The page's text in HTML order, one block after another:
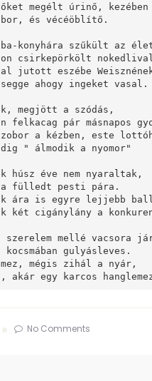
megélt úrinő, kezében
bor, és vécéöblítő.
konyhára szűkült az
csirkepörkölt
jutott eszébe
ahogy ingeket vasal.
megjött a szódás,
felkacag pár másnapos
a kézben, este
" álmodik a nyomor"
húsz éve nem nyaraltak,
a fülledt pesti pára.
ára is egyre lejjebb
két cigánylány a
szerelem mellé vacsora
gulyásleves.
mégis zihál a nyár,
akár egy karcos
No Comments